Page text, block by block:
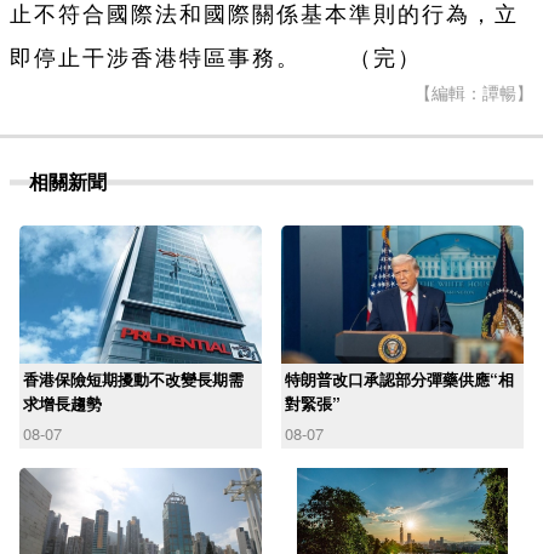
止不符合國際法和國際關係基本準則的行為，立
即停止干涉香港特區事務。 （完）
【編輯：譚暢】
相關新聞
香港保險短期擾動不改變長期需
求增長趨勢
08-07
特朗普改口承認部分彈藥供應“相
對緊張”
08-07